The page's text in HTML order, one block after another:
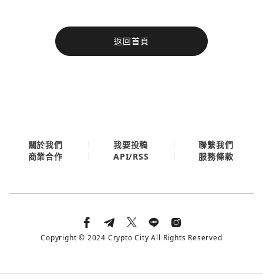
返回首頁
今日熱門
今日熱門
關於我們 我要投稿
聯繫我們
商業合作
API/RSS 服務條款
Copyright © 2024 Crypto City All Rights Reserved